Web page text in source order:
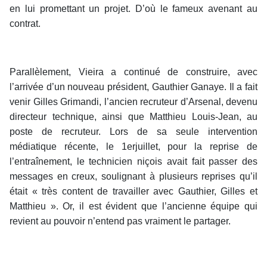
en lui promettant un projet. D’où le fameux avenant au
contrat.
Parallèlement, Vieira a continué de construire, avec
l’arrivée d’un nouveau président, Gauthier Ganaye. Il a fait
venir Gilles Grimandi, l’ancien recruteur d’Arsenal, devenu
directeur technique, ainsi que Matthieu Louis-Jean, au
poste de recruteur. Lors de sa seule intervention
médiatique récente, le 1erjuillet, pour la reprise de
l’entraînement, le technicien niçois avait fait passer des
messages en creux, soulignant à plusieurs reprises qu’il
était « très content de travailler avec Gauthier, Gilles et
Matthieu ». Or, il est évident que l’ancienne équipe qui
revient au pouvoir n’entend pas vraiment le partager.